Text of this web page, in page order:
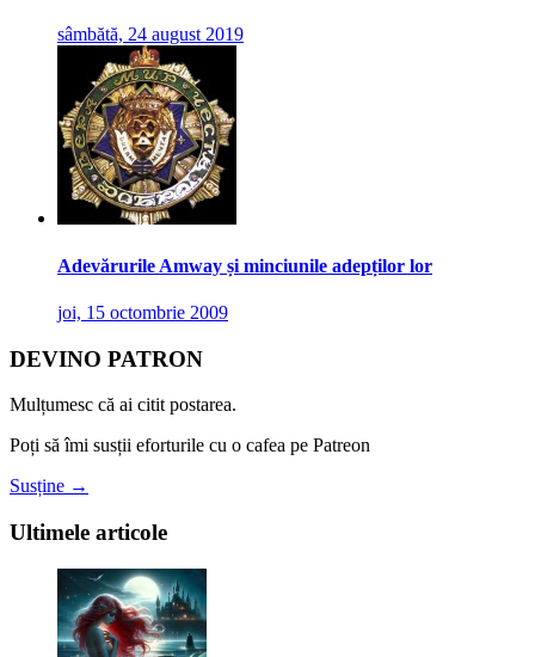
sâmbătă, 24 august 2019
Adevărurile Amway și minciunile adepților lor
joi, 15 octombrie 2009
DEVINO PATRON
Mulțumesc că ai citit postarea.
Poți să îmi susții eforturile cu o cafea pe Patreon
Susține →
Ultimele articole